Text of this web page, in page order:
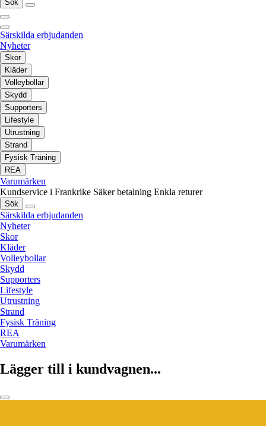
Sök
Särskilda erbjudanden
Nyheter
Skor
Kläder
Volleybollar
Skydd
Supporters
Lifestyle
Utrustning
Strand
Fysisk Träning
REA
Varumärken
Kundservice i Frankrike Säker betalning Enkla returer
Sök
Särskilda erbjudanden
Nyheter
Skor
Kläder
Volleybollar
Skydd
Supporters
Lifestyle
Utrustning
Strand
Fysisk Träning
REA
Varumärken
Lägger till i kundvagnen...